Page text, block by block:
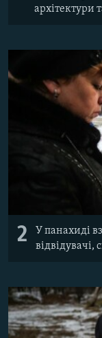
архітектури
2
У панахиді
відвідувачі,